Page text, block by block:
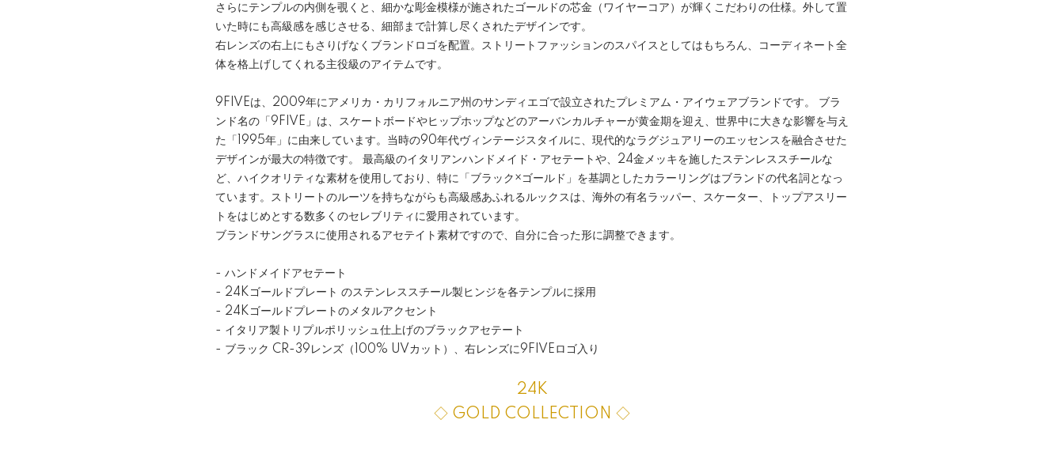
さらにテンプルの内側を覗くと、細かな彫金模様が施されたゴールドの芯金（ワイヤーコア）が輝くこだわりの仕様。外して置
いた時にも高級感を感じさせる、細部まで計算し尽くされたデザインです。
右レンズの右上にもさりげなくブランドロゴを配置。ストリートファッションのスパイスとしてはもちろん、コーディネート全
体を格上げしてくれる主役級のアイテムです。
9FIVEは、2009年にアメリカ・カリフォルニア州のサンディエゴで設立されたプレミアム・アイウェアブランドです。 ブラ
ンド名の「9FIVE」は、スケートボードやヒップホップなどのアーバンカルチャーが黄金期を迎え、世界中に大きな影響を与え
た「1995年」に由来しています。当時の90年代ヴィンテージスタイルに、現代的なラグジュアリーのエッセンスを融合させた
デザインが最大の特徴です。 最高級のイタリアンハンドメイド・アセテートや、24金メッキを施したステンレススチールな
ど、ハイクオリティな素材を使用しており、特に「ブラック×ゴールド」を基調としたカラーリングはブランドの代名詞となっ
ています。ストリートのルーツを持ちながらも高級感あふれるルックスは、海外の有名ラッパー、スケーター、トップアスリー
トをはじめとする数多くのセレブリティに愛用されています。
ブランドサングラスに使用されるアセテイト素材ですので、自分に合った形に調整できます。
- ハンドメイドアセテート
- 24Kゴールドプレート のステンレススチール製ヒンジを各テンプルに採用
- 24Kゴールドプレートのメタルアクセント
- イタリア製トリプルポリッシュ仕上げのブラックアセテート
- ブラック CR-39レンズ（100% UVカット）、右レンズに9FIVEロゴ入り
24K
◇ GOLD COLLECTION ◇